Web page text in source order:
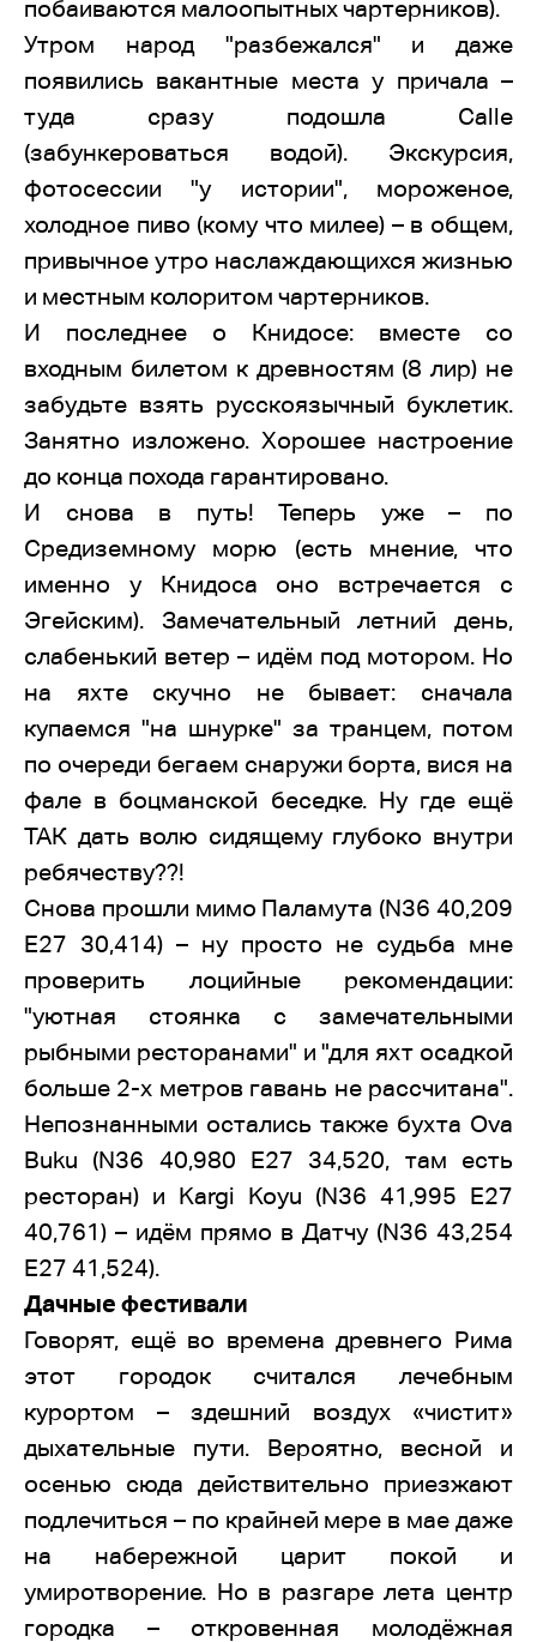
побаиваются малоопытных чартерников).
Утром народ "разбежался" и даже
появились вакантные места у причала –
туда сразу подошла Calle
(забункероваться водой). Экскурсия,
фотосессии "у истории", мороженое,
холодное пиво (кому что милее) – в общем,
привычное утро наслаждающихся жизнью
и местным колоритом чартерников.
И последнее о Книдосе: вместе со
входным билетом к древностям (8 лир) не
забудьте взять русскоязычный буклетик.
Занятно изложено. Хорошее настроение
до конца похода гарантировано.
И снова в путь! Теперь уже – по
Средиземному морю (есть мнение, что
именно у Книдоса оно встречается с
Эгейским). Замечательный летний день,
слабенький ветер – идём под мотором. Но
на яхте скучно не бывает: сначала
купаемся "на шнурке" за транцем, потом
по очереди бегаем снаружи борта, вися на
фале в боцманской беседке. Ну где ещё
ТАК дать волю сидящему глубоко внутри
ребячеству??!
Снова прошли мимо Паламута (N36 40,209
E27 30,414) – ну просто не судьба мне
проверить лоцийные рекомендации:
"уютная стоянка с замечательными
рыбными ресторанами" и "для яхт осадкой
больше 2-х метров гавань не рассчитана".
Непознанными остались также бухта Ova
Buku (N36 40,980 E27 34,520, там есть
ресторан) и Kargi Koyu (N36 41,995 E27
40,761) – идём прямо в Датчу (N36 43,254
E27 41,524).
Дачные фестивали
Говорят, ещё во времена древнего Рима
этот городок считался лечебным
курортом – здешний воздух «чистит»
дыхательные пути. Вероятно, весной и
осенью сюда действительно приезжают
подлечиться – по крайней мере в мае даже
на набережной царит покой и
умиротворение. Но в разгаре лета центр
городка – откровенная молодёжная